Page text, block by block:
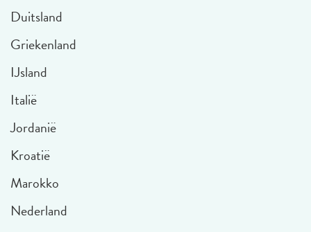
Duitsland
Griekenland
IJsland
Italië
Jordanië
Kroatië
Marokko
Nederland